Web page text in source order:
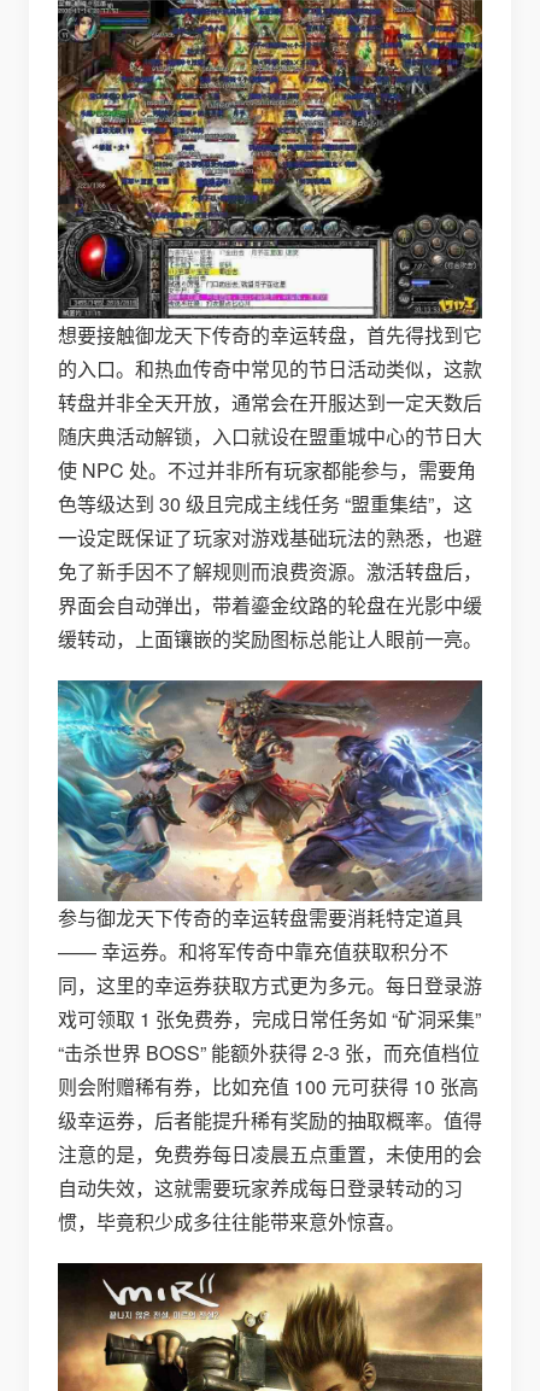
想要接触御龙天下传奇的幸运转盘，首先得找到它
的入口。和热血传奇中常见的节日活动类似，这款
转盘并非全天开放，通常会在开服达到一定天数后
随庆典活动解锁，入口就设在盟重城中心的节日大
使 NPC 处。不过并非所有玩家都能参与，需要角
色等级达到 30 级且完成主线任务 “盟重集结”，这
一设定既保证了玩家对游戏基础玩法的熟悉，也避
免了新手因不了解规则而浪费资源。激活转盘后，
界面会自动弹出，带着鎏金纹路的轮盘在光影中缓
缓转动，上面镶嵌的奖励图标总能让人眼前一亮。
参与御龙天下传奇的幸运转盘需要消耗特定道具
—— 幸运券。和将军传奇中靠充值获取积分不
同，这里的幸运券获取方式更为多元。每日登录游
戏可领取 1 张免费券，完成日常任务如 “矿洞采集”
“击杀世界 BOSS” 能额外获得 2-3 张，而充值档位
则会附赠稀有券，比如充值 100 元可获得 10 张高
级幸运券，后者能提升稀有奖励的抽取概率。值得
注意的是，免费券每日凌晨五点重置，未使用的会
自动失效，这就需要玩家养成每日登录转动的习
惯，毕竟积少成多往往能带来意外惊喜。